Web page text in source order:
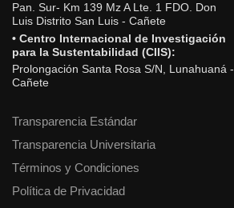
Pan. Sur- Km 139 Mz A Lte. 1 FDO. Don
Luis Distrito San Luis - Cañete
• Centro Internacional de Investigación
para la Sustentabilidad (CIIS):
Prolongación Santa Rosa S/N, Lunahuaná -
Cañete
Transparencia Estándar
Transparencia Universitaria
Términos y Condiciones
Política de Privacidad